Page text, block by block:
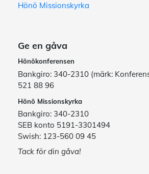
Hönö Missionskyrka
Ge en gåva
Hönökonferensen
Bankgiro: 340-2310 (märk:
521 88 96
Hönö Missionskyrka
Bankgiro: 340-2310
SEB konto 5191-3301494
Swish: 123-560 09 45
Tack för din gåva!